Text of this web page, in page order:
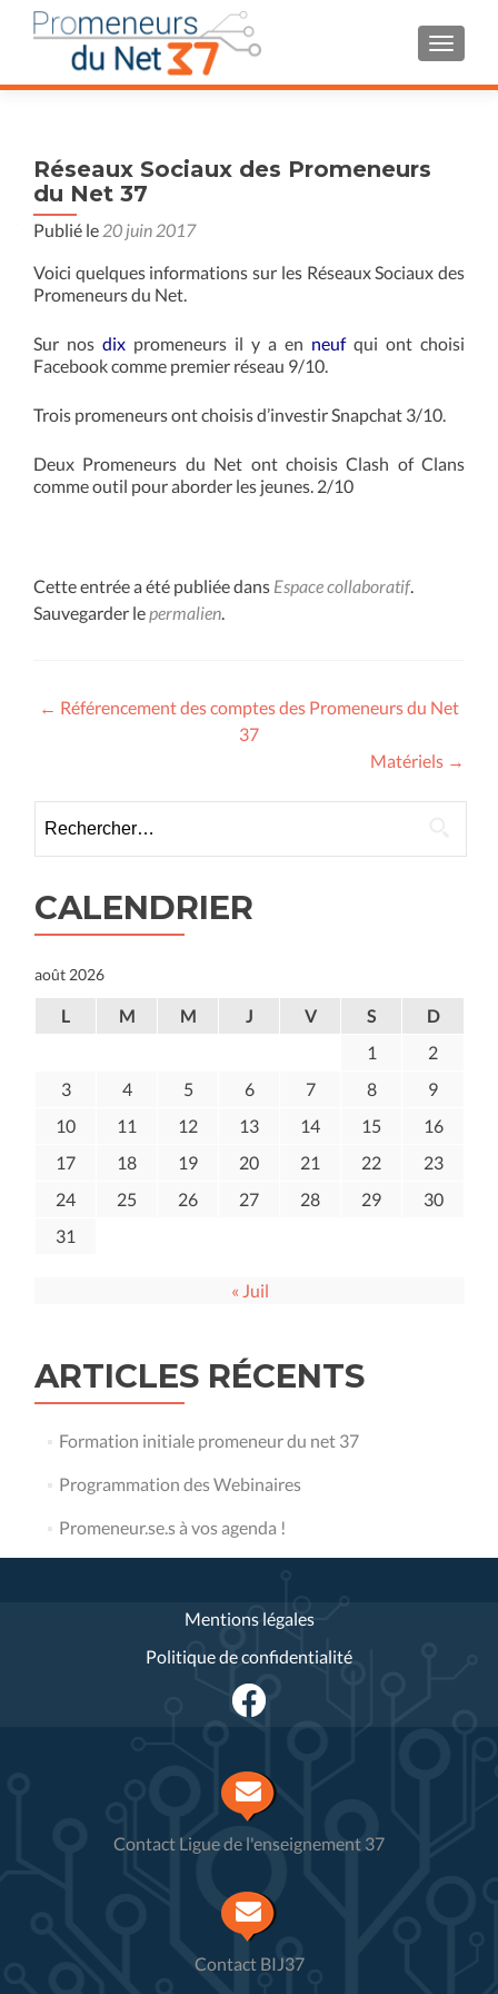
Réseaux Sociaux des Promeneurs
du Net 37
Publié le 20 juin 2017
Voici quelques informations sur les Réseaux Sociaux des
Promeneurs du Net.
Sur nos dix promeneurs il y a en neufqui ont choisi
Facebook comme premier réseau 9/10.
Trois promeneurs ont choisis d’investir Snapchat 3/10.
Deux Promeneurs du Net ont choisis Clash of Clans
comme outil pour aborder les jeunes. 2/10
Cette entrée a été publiée dans Espace collaboratif.
Sauvegarder lepermalien.
Navigation
articles
← Référencement des comptes des Promeneurs du Net
37
Matériels →
CALENDRIER
août 2026
L M M J V S
D
1
2
3
4 5 6 7 8
9
10
11 12 13 14 15
16
17
18 19 20 21 22
23
24
25 26 27 28 29
30
31
« Juil
ARTICLES RÉCENTS
Formation initiale promeneur du net 37
Programmation des Webinaires
Promeneur.se.s à vos agenda !
Mentions légales
Politique de confidentialité
Contact Ligue de l'enseignement 37
Contact BIJ37